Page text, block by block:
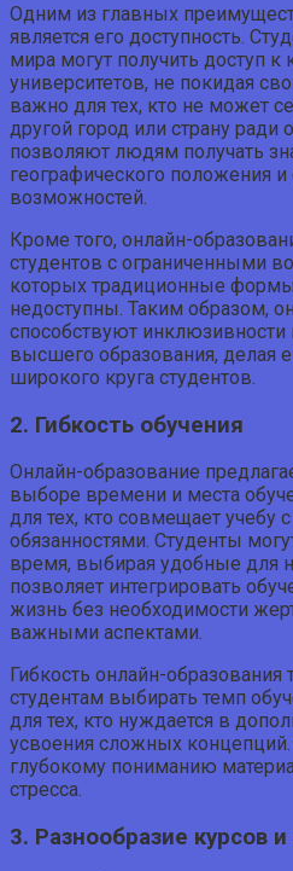
Одним из главных
является его доступность.
мира могут получить доступ
университетов, не покидая
важно для тех, кто не может
другой город или страну ради
позволяют людям получать
географического положения
возможностей.
Кроме того, онлайн-
студентов с ограниченными
которых традиционные
недоступны. Таким образом,
способствуют инклюзивности
высшего образования, делая
широкого круга студентов.
2. Гибкость обучения
Онлайн-образование
выборе времени и места
для тех, кто совмещает учебу
обязанностями. Студенты
время, выбирая удобные для
позволяет интегрировать
жизнь без необходимости
важными аспектами.
Гибкость онлайн-образования
студентам выбирать темп
для тех, кто нуждается в
усвоения сложных концепций.
глубокому пониманию
стресса.
3. Разнообразие курсов